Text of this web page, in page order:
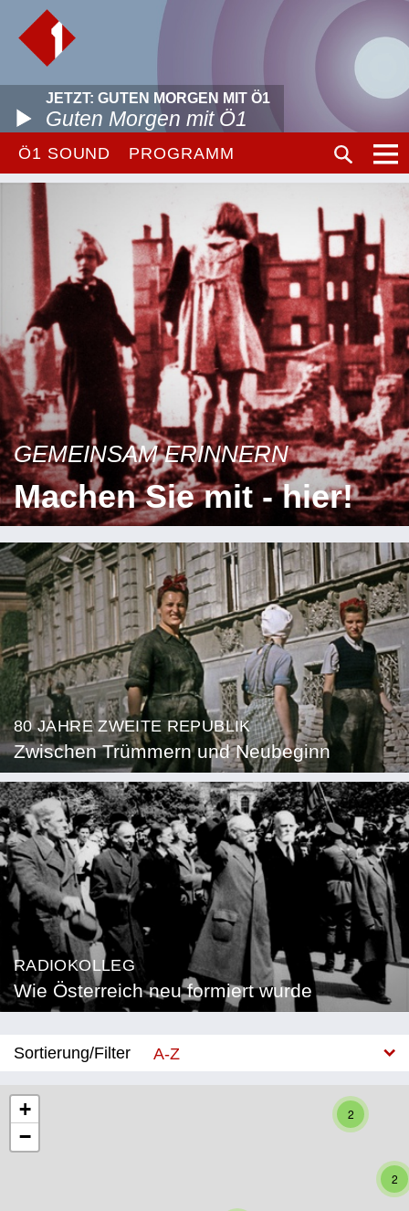
JETZT: GUTEN MORGEN MIT Ö1
Guten Morgen mit Ö1
Ö1 SOUND PROGRAMM
GEMEINSAM ERINNERN
Machen Sie mit - hier!
80 JAHRE ZWEITE REPUBLIK
Zwischen Trümmern und Neubeginn
RADIOKOLLEG
Wie Österreich neu formiert wurde
Sortierung/Filter
A-Z
2
2
+
−